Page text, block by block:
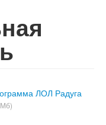
ЛОЛ Радуга